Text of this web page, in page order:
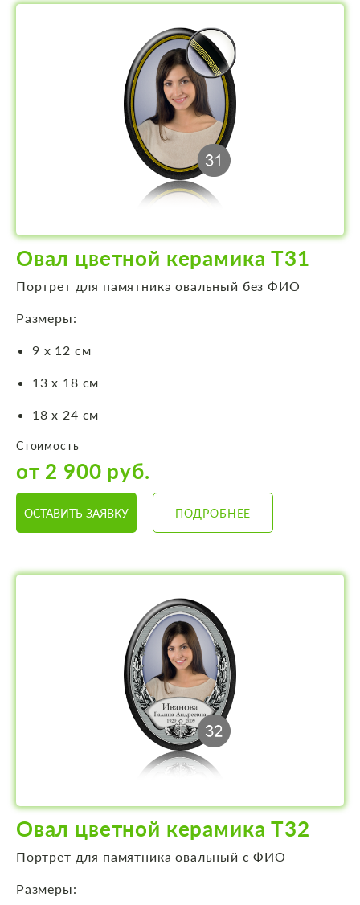
Овал цветной керамика Т31
Портрет для памятника овальный без ФИО
Размеры:
9 х 12 см
13 х 18 см
18 х 24 см
Стоимость
от 2 900 руб.
ОСТАВИТЬ ЗАЯВКУ ПОДРОБНЕЕ
Овал цветной керамика Т32
Портрет для памятника овальный с ФИО
Размеры: